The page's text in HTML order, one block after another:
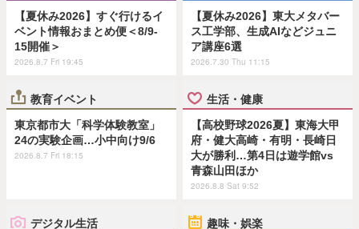
【夏休み2026】すぐ行けるイ
ベント情報おまとめ便＜8/9-
15開催＞
2026.8.7 Fri 19:45
【夏休み2026】東大メタバー
ス工学部、生成AIなどジュニ
ア講座6選
2026.7.30 Thu 11:15
教育イベント
東京都市大「科学体験教室」
24の実験企画…小中向け9/6
2026.8.7 Fri 18:15
生活・健康
【高校野球2026夏】東海大甲
府・健大高崎・有明・長崎日
大が勝利…第4日は遊学館vs
青森山田ほか
2026.8.8 Sat 9:52
デジタル生活 趣味・娯楽